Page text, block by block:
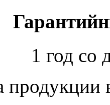
1 год со
продукции